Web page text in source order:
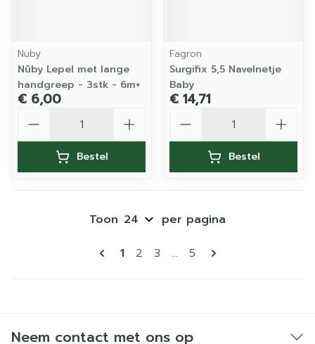
Nuby
Nûby Lepel met lange
handgreep - 3stk - 6m+
€ 6,00
Bestel
Fagron
Surgifix 5,5 Navelnetje
Baby
€ 14,71
Bestel
Pagina's
U lees momenteel pagina
1 Pagina
2 Pagina
3 ... Pagina
5
Toon per pagina
Neem contact met ons op